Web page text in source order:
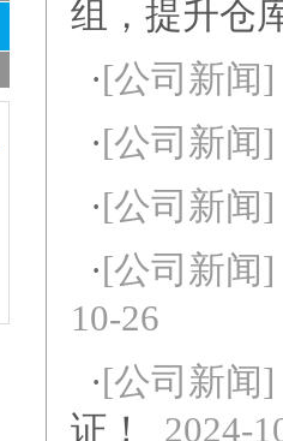
组，提升仓
· [公司新闻]
· [公司新闻]
· [公司新闻]
· [公司新闻]
10-26
· [公司新闻]
证！
2024-